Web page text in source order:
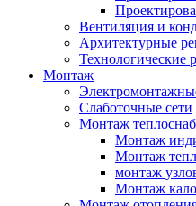
Вентиляция и
Архитектурные
Технологические
Монтаж
Слаботочные сети
Монтаж
Монтаж
Монтаж
монтаж
Монтаж